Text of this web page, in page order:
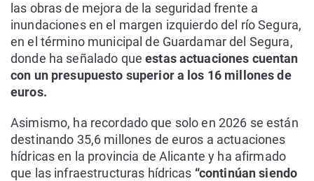
las obras de mejora de la seguridad frente a
inundaciones en el margen izquierdo del río Segura,
en el término municipal de Guardamar del Segura,
donde ha señalado queestas actuaciones cuentan
con un presupuesto superior a los 16 millones de
euros.
Asimismo, ha recordado que solo en 2026 se están
destinando 35,6 millones de euros a actuaciones
hídricas en la provincia de Alicante y ha afirmado
que las infraestructuras hídricas “continúan siendo